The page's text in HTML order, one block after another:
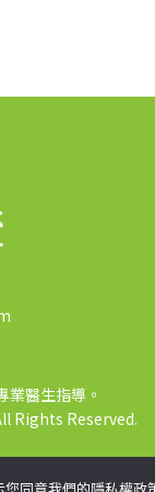
業醫生指導。
Rights Reserved.